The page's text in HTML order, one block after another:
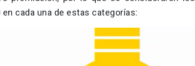
cada una de estas categorías: